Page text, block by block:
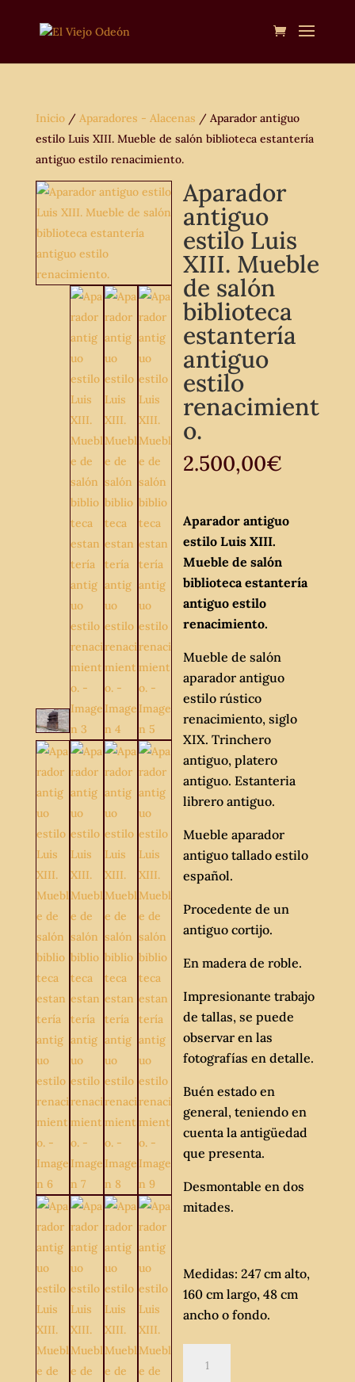
Inicio/ Aparadores - Alacenas / Aparador antiguo
estilo Luis XIII. Mueble de salón biblioteca estantería
antiguo estilo renacimiento.
Aparador
antiguo
estilo Luis
XIII. Mueble
de salón
biblioteca
estantería
antiguo
estilo
renacimient
o.
2.500,00€
Aparador antiguo
estilo Luis XIII.
Mueble de salón
biblioteca estantería
antiguo estilo
renacimiento.
Mueble de salón
aparador antiguo
estilo rústico
renacimiento, siglo
XIX. Trinchero
antiguo, platero
antiguo. Estanteria
librero antiguo.
Mueble aparador
antiguo tallado estilo
español.
Procedente de un
antiguo cortijo.
En madera de roble.
Impresionante trabajo
de tallas, se puede
observar en las
fotografías en detalle.
Buén estado en
general, teniendo en
cuenta la antigüedad
que presenta.
Desmontable en dos
mitades.
Medidas: 247 cm alto,
160 cm largo, 48 cm
ancho o fondo.
antiguo